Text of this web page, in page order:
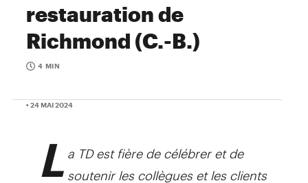
restauration de
Richmond (C.-B.)
4 MIN
• 24 MAI 2024
La TD est fière de célébrer et de
soutenir les collègues et les clients